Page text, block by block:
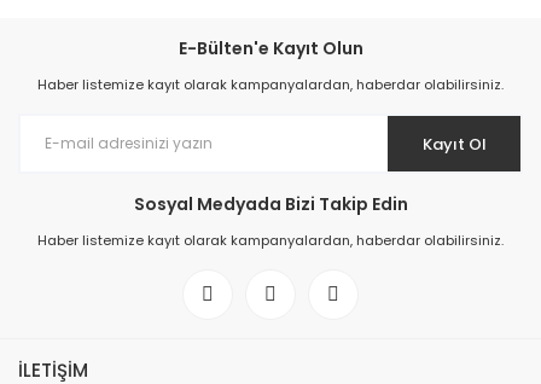
E-Bülten'e Kayıt Olun
Haber listemize kayıt olarak kampanyalardan, haberdar olabilirsiniz.
Kayıt Ol
Sosyal Medyada Bizi Takip Edin
Haber listemize kayıt olarak kampanyalardan, haberdar olabilirsiniz.
İLETİŞİM